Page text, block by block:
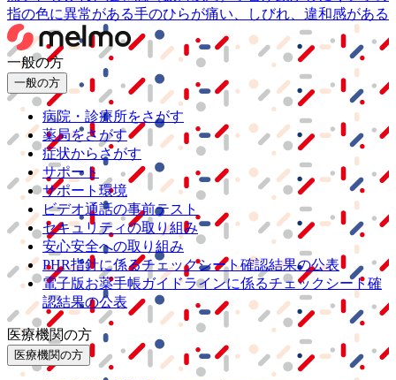
指の色に異常がある手のひらが痛い、しびれ、違和感がある
一般の方
一般の方
病院・診療所をさがす
薬局をさがす
症状からさがす
サポート
サポート環境
ビデオ通話の事前テスト
セキュリティの取り組み
安心安全への取り組み
PHR指針に係るチェックシート確認結果の公表
電子版お薬手帳ガイドラインに係るチェックシート確
認結果の公表
医療機関の方
医療機関の方